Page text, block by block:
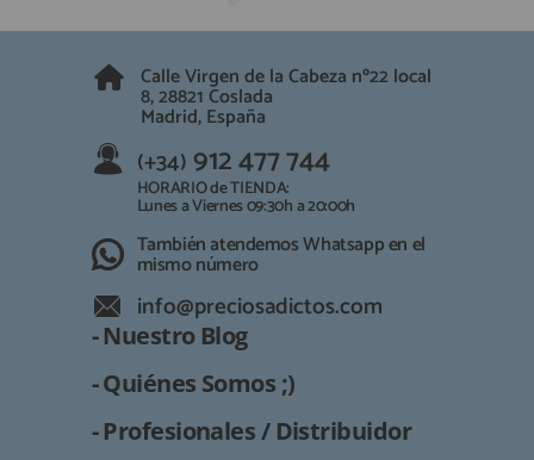
Calle Virgen de la Cabeza nº22 local
8, 28821 Coslada
Madrid, España
(+34) 912 477 744
HORARIO de TIENDA:
Lunes a Viernes 09:30h a 20:00h
También atendemos Whatsapp en el
mismo número
info@preciosadictos.com
- Nuestro Blog
- Quiénes Somos ;)
- Profesionales / Distribuidor